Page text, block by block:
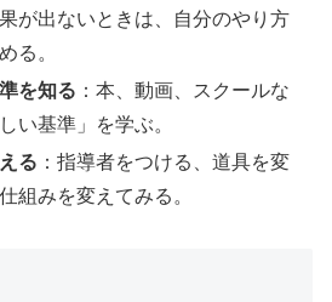
果が出ないときは、自分のやり方
る。
を知る ：本、動画、スクールな
い基準」を学ぶ。
る ：指導者をつける、道具を変
組みを変えてみる。